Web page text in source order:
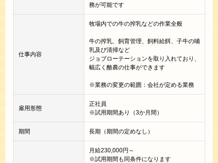
務が可能です
仕事内容
牧場内での牛の搾乳などの作業全般
牛の搾乳、飼育管理、飼料給餌、子牛の哺
乳及び清掃など
ジョブローテーションを取り入れており、
幅広く酪農の仕事ができます
※業務の変更の範囲：会社が定める業務
雇用形態
正社員
※試用期間あり（3か月間）
期間 長期（期間の定めなし）
月給230,000円～
※試用期間も同条件になります